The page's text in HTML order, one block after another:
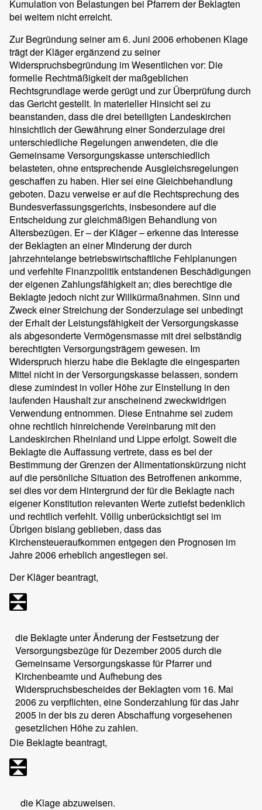
Kumulation von Belastungen bei Pfarrern der Beklagten
bei weitem nicht erreicht.
Zur Begründung seiner am 6. Juni 2006 erhobenen Klage
trägt der Kläger ergänzend zu seiner
Widerspruchsbegründung im Wesentlichen vor: Die
formelle Rechtmäßigkeit der maßgeblichen
Rechtsgrundlage werde gerügt und zur Überprüfung durch
das Gericht gestellt. In materieller Hinsicht sei zu
beanstanden, dass die drei beteiligten Landeskirchen
hinsichtlich der Gewährung einer Sonderzulage drei
unterschiedliche Regelungen anwendeten, die die
Gemeinsame Versorgungskasse unterschiedlich
belasteten, ohne entsprechende Ausgleichsregelungen
geschaffen zu haben. Hier sei eine Gleichbehandlung
geboten. Dazu verweise er auf die Rechtsprechung des
Bundesverfassungsgerichts, insbesondere auf die
Entscheidung zur gleichmäßigen Behandlung von
Altersbezügen. Er – der Kläger – erkenne das Interesse
der Beklagten an einer Minderung der durch
jahrzehntelange betriebswirtschaftliche Fehlplanungen
und verfehlte Finanzpolitik entstandenen Beschädigungen
der eigenen Zahlungsfähigkeit an; dies berechtige die
Beklagte jedoch nicht zur Willkürmaßnahmen. Sinn und
Zweck einer Streichung der Sonderzulage sei unbedingt
der Erhalt der Leistungsfähigkeit der Versorgungskasse
als abgesonderte Vermögensmasse mit drei selbständig
berechtigten Versorgungsträgern gewesen. Im
Widerspruch hierzu habe die Beklagte die eingesparten
Mittel nicht in der Versorgungskasse belassen, sondern
diese zumindest in voller Höhe zur Einstellung in den
laufenden Haushalt zur anscheinend zweckwidrigen
Verwendung entnommen. Diese Entnahme sei zudem
ohne rechtlich hinreichende Vereinbarung mit den
Landeskirchen Rheinland und Lippe erfolgt. Soweit die
Beklagte die Auffassung vertrete, dass es bei der
Bestimmung der Grenzen der Alimentationskürzung nicht
auf die persönliche Situation des Betroffenen ankomme,
sei dies vor dem Hintergrund der für die Beklagte nach
eigener Konstitution relevanten Werte zutiefst bedenklich
und rechtlich verfehlt. Völlig unberücksichtigt sei im
Übrigen bislang geblieben, dass das
Kirchensteueraufkommen entgegen den Prognosen im
Jahre 2006 erheblich angestiegen sei.
Der Kläger beantragt,
die Beklagte unter Änderung der Festsetzung der
Versorgungsbezüge für Dezember 2005 durch die
Gemeinsame Versorgungskasse für Pfarrer und
Kirchenbeamte und Aufhebung des
Widerspruchsbescheides der Beklagten vom 16. Mai
2006 zu verpflichten, eine Sonderzahlung für das Jahr
2005 in der bis zu deren Abschaffung vorgesehenen
gesetzlichen Höhe zu zahlen.
Die Beklagte beantragt,
die Klage abzuweisen.